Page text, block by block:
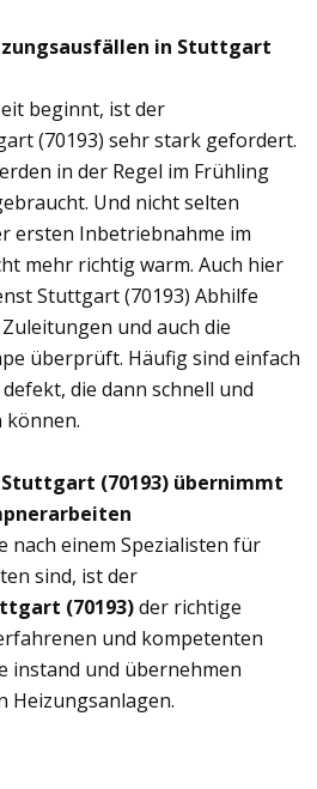
in Stuttgart
beginnt, ist der
(70193) sehr stark gefordert.
in der Regel im Frühling
Und nicht selten
ersten Inbetriebnahme im
mehr richtig warm. Auch hier
Stuttgart (70193) Abhilfe
und auch die
überprüft. Häufig sind einfach
die dann schnell und
können.
(70193) übernimmt
nach einem Spezialisten für
sind, ist der
(70193)der richtige
und kompetenten
instand und übernehmen
Heizungsanlagen.